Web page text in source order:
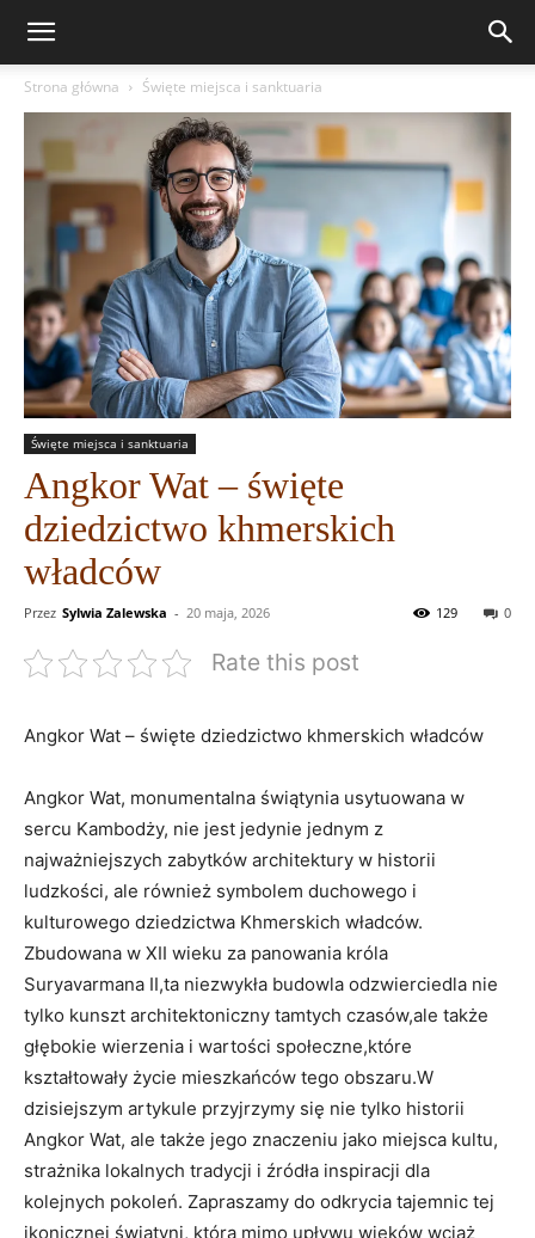
Strona główna Święte miejsca i sanktuaria
Święte miejsca i sanktuaria
Angkor Wat – święte
dziedzictwo khmerskich
władców
Przez Sylwia Zalewska - 20 maja, 2026 0
129
Rate this post
Angkor Wat – święte dziedzictwo khmerskich władców
Angkor Wat, monumentalna świątynia usytuowana w
sercu Kambodży, nie jest jedynie jednym z
najważniejszych zabytków architektury w historii
ludzkości, ale również symbolem duchowego i
kulturowego dziedzictwa Khmerskich władców.
Zbudowana w XII wieku za panowania króla
Suryavarmana II,ta niezwykła budowla odzwierciedla nie
tylko kunszt architektoniczny tamtych czasów,ale także
głębokie wierzenia i wartości społeczne,które
kształtowały życie mieszkańców tego obszaru.W
dzisiejszym artykule przyjrzymy się nie tylko historii
Angkor Wat, ale także jego znaczeniu jako miejsca kultu,
strażnika lokalnych tradycji i źródła inspiracji dla
kolejnych pokoleń. Zapraszamy do odkrycia tajemnic tej
ikonicznej świątyni, która mimo upływu wieków wciąż